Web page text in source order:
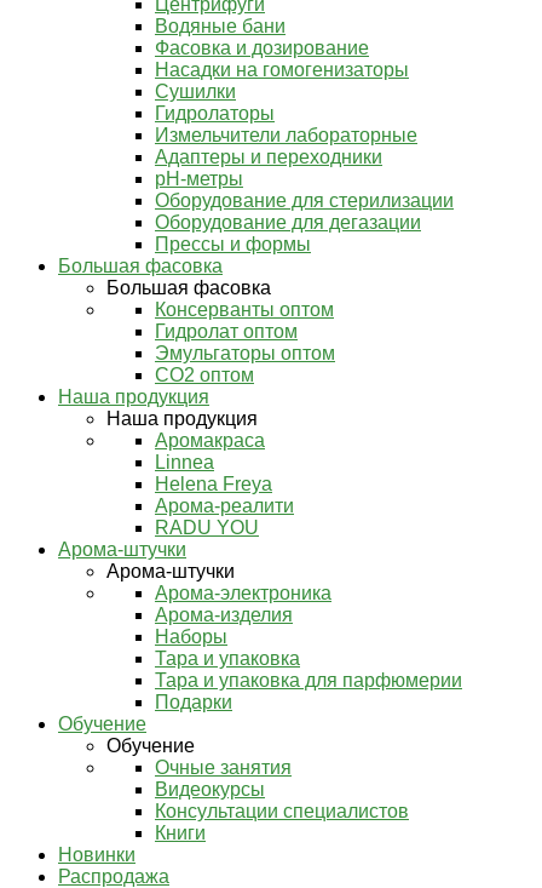
Центрифуги
Водяные бани
Фасовка и дозирование
Насадки на гомогенизаторы
Сушилки
Гидролаторы
Измельчители лабораторные
Адаптеры и переходники
pH-метры
Оборудование для стерилизации
Оборудование для дегазации
Прессы и формы
Большая фасовка
Большая фасовка
Консерванты оптом
Гидролат оптом
Эмульгаторы оптом
СО2 оптом
Наша продукция
Наша продукция
Аромакраса
Linnea
Helena Freya
Арома-реалити
RADU YOU
Арома-штучки
Арома-штучки
Арома-электроника
Арома-изделия
Наборы
Тара и упаковка
Тара и упаковка для парфюмерии
Подарки
Обучение
Обучение
Очные занятия
Видеокурсы
Консультации специалистов
Книги
Новинки
Распродажа